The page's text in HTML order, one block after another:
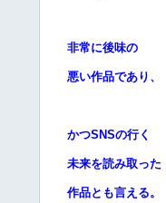
非常に後味の
悪い作品であり、
かつSNSの行く
未来を読み取った
作品とも言える。